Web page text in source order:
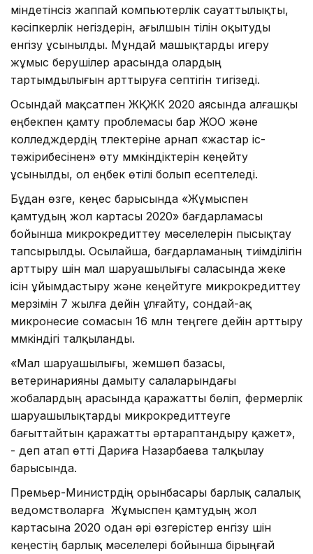
міндетінсіз жаппай компьютерлік сауаттылықты,
кәсіпкерлік негіздерін, ағылшын тілін оқытуды
енгізу ұсынылды. Мұндай машықтарды игеру
жұмыс берушілер арасында олардың
тартымдылығын арттыруға септігін тигізеді.
Осындай мақсатпен ЖҚЖК 2020 аясында алғашқы
еңбекпен қамту проблемасы бар ЖОО және
колледждердің түлектеріне арнап «жастар іс-
тәжірибесінен» өту мүмкіндіктерін кеңейту
ұсынылды, ол еңбек өтілі болып есептеледі.
Бұдан өзге, кеңес барысында «Жұмыспен
қамтудың жол картасы 2020» бағдарламасы
бойынша микрокредиттеу мәселелерін пысықтау
тапсырылды. Осылайша, бағдарламаның тиімділігін
арттыру үшін мал шаруашылығы саласында жеке
ісін ұйымдастыру және кеңейтуге микрокредиттеу
мерзімін 7 жылға дейін ұлғайту, сондай-ақ
микронесие сомасын 16 млн теңгеге дейін арттыру
мүмкіндігі талқыланды.
«Мал шаруашылығы, жемшөп базасы,
ветеринарияны дамыту салаларындағы
жобалардың арасында қаражатты бөліп, фермерлік
шаруашылықтарды микрокредиттеуге
бағыттайтын қаражатты әртараптандыру қажет»,
- деп атап өтті Дариға Назарбаева талқылау
барысында.
Премьер-Министрдің орынбасары барлық салалық
ведомстволарға Жұмыспен қамтудың жол
картасына 2020 одан әрі өзгерістер енгізу үшін
кеңестің барлық мәселелері бойынша бірыңғай